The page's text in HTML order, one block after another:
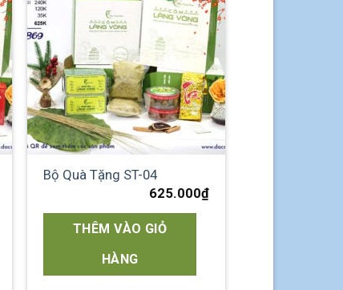
Add to
wishlist
Bộ Quà Tặng ST-04
625.000₫
THÊM VÀO GIỎ
HÀNG